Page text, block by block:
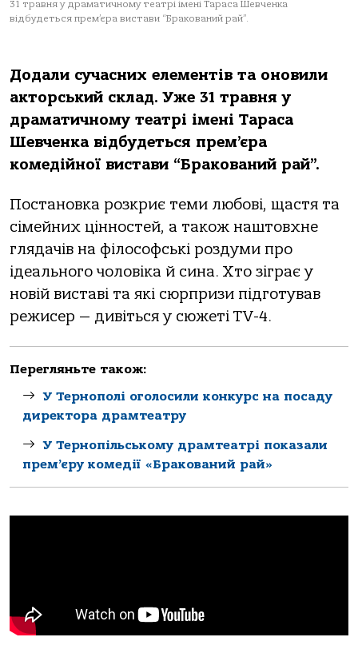
31 травня у драматичному театрі імені Тараса Шевченка
відбудеться прем’єра вистави “Бракований рай”.
Додали сучасних елементів та оновили
акторський склад. Уже 31 травня у
драматичному театрі імені Тараса
Шевченка відбудеться прем’єра
комедійної вистави “Бракований рай”.
Постановка розкриє теми любові, щастя та
сімейних цінностей, а також наштовхне
глядачів на філософські роздуми про
ідеального чоловіка й сина. Хто зіграє у
новій виставі та які сюрпризи підготував
режисер — дивіться у сюжеті TV-4.
Перегляньте також:
У Тернополі оголосили конкурс на посаду
директора драмтеатру
У Тернопільському драмтеатрі показали
прем’єру комедії «Бракований рай»